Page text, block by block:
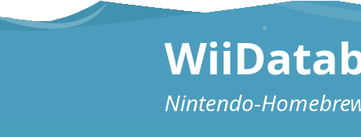
Zum Inhalt springen
Nintendo-